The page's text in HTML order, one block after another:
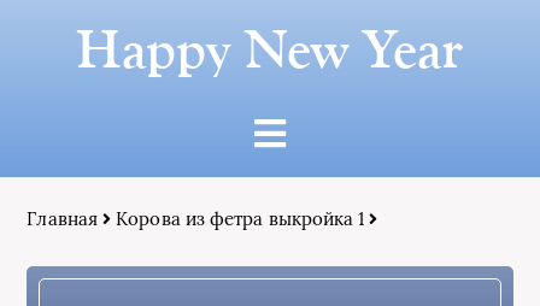
Happy New Year
Главная Корова из фетра выкройка 1